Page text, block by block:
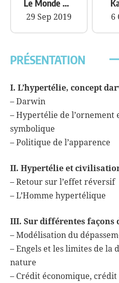
Le Monde Diplomatique
29 Sep 2019 6
PRÉSENTATION
I. L’hypertélie, concept
– Darwin
– Hypertélie de l’ornement
symbolique
– Politique de l’apparence
II. Hypertélie et
– Retour sur l’effet réversif
– L’Homme hypertélique
III. Sur différentes façons
– Modélisation du
– Engels et les limites de la
nature
– Crédit économique,